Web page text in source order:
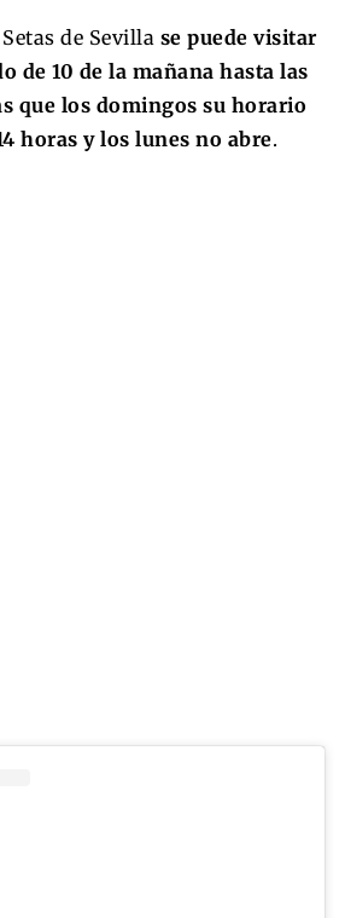
de Sevilla se puede visitar
de 10 de la mañana hasta las
que los domingos su horario
horas y los lunes no abre.